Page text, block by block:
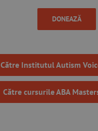
DONEAZĂ
Către Institutul Autism
Către cursurile ABA